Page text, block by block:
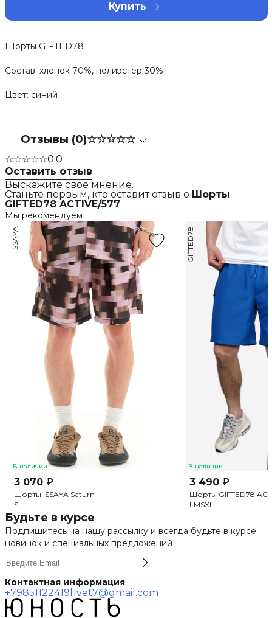
Купить
Шорты GIFTED78
Состав: хлопок 70%, полиэстер 30%
Цвет: синий
Отзывы (0)☆☆☆☆☆
☆☆☆☆☆0.0
Оставить отзыв
Выскажите свое мнение.
Станьте первым, кто оставит отзыв о Шорты
GIFTED78 ACTIVE/577
Мы рекомендуем
В наличии
ISSAYA
3 070 ₽
Шорты ISSAYA Saturn
S
В наличии
GIFTED78
3 490 ₽
Шорты GIFTED78
LMSXL
Будьте в курсе
Подпишитесь на нашу рассылку и всегда будьте в курсе
новинок и специальных предложений
Контактная информация
+79851122419 l1vet7@gmail.com